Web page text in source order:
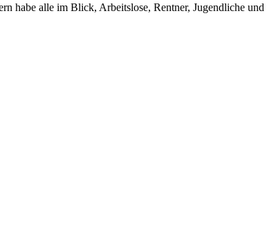
habe alle im Blick, Arbeitslose, Rentner, Jugendliche